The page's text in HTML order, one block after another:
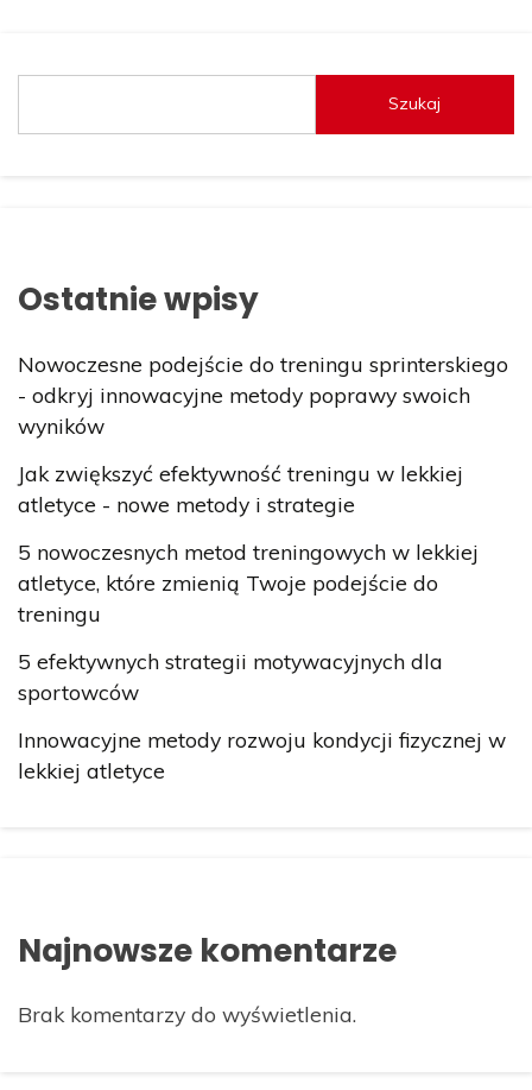
Szukaj
Ostatnie wpisy
Nowoczesne podejście do treningu sprinterskiego
- odkryj innowacyjne metody poprawy swoich
wyników
Jak zwiększyć efektywność treningu w lekkiej
atletyce - nowe metody i strategie
5 nowoczesnych metod treningowych w lekkiej
atletyce, które zmienią Twoje podejście do
treningu
5 efektywnych strategii motywacyjnych dla
sportowców
Innowacyjne metody rozwoju kondycji fizycznej w
lekkiej atletyce
Najnowsze komentarze
Brak komentarzy do wyświetlenia.